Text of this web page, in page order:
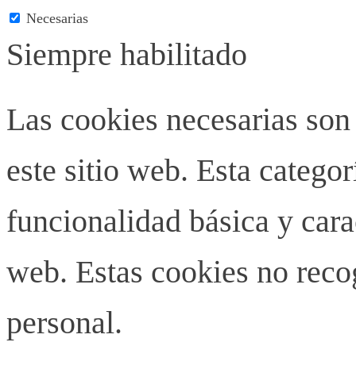
Necesarias
Siempre habilitado
Las cookies necesarias
este sitio web. Esta
funcionalidad básica y
web. Estas cookies no
personal.